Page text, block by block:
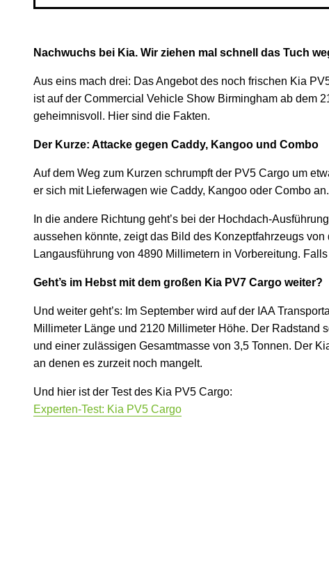
Nachwuchs bei Kia. Wir ziehen mal schnell das Tuch
Aus eins mach drei: Das Angebot des noch frischen Kia
ist auf der Commercial Vehicle Show Birmingham ab dem
geheimnisvoll. Hier sind die Fakten.
Der Kurze: Attacke gegen Caddy, Kangoo und Combo
Auf dem Weg zum Kurzen schrumpft der PV5 Cargo um
er sich mit Lieferwagen wie Caddy, Kangoo oder Combo an.
In die andere Richtung geht’s bei der Hochdach-
aussehen könnte, zeigt das Bild des Konzeptfahrzeugs
Langausführung von 4890 Millimetern in Vorbereitung.
Geht’s im Hebst mit dem großen Kia PV7 Cargo weiter?
Und weiter geht’s: Im September wird auf der IAA
Millimeter Länge und 2120 Millimeter Höhe. Der Radstand
und einer zulässigen Gesamtmasse von 3,5 Tonnen. Der
an denen es zurzeit noch mangelt.
Und hier ist der Test des Kia PV5 Cargo:
Experten-Test: Kia PV5 Cargo